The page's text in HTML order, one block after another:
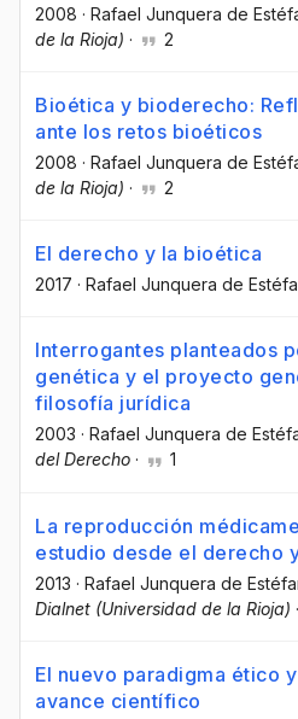
2008 · Rafael Junquera de
de la Rioja) · 2
Bioética y bioderecho:
ante los retos bioéticos
2008 · Rafael Junquera de
de la Rioja) · 2
El derecho y la bioética
2017 · Rafael Junquera de
Interrogantes planteados
genética y el proyecto
filosofía jurídica
2003 · Rafael Junquera de
del Derecho · 1
La reproducción
estudio desde el derecho
2013 · Rafael Junquera de
Dialnet (Universidad de la Rioja) ·
El nuevo paradigma ético
avance científico